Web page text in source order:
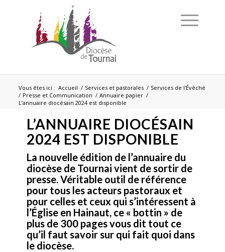
Vous êtes ici : Accueil / Services et pastorales / Services de l'Évêché
/ Presse et Communication / Annuaire papier /
L’annuaire diocésain 2024 est disponible
L’ANNUAIRE DIOCÉSAIN
2024 EST DISPONIBLE
La nouvelle édition de l’annuaire du
diocèse de Tournai vient de sortir de
presse. Véritable outil de référence
pour tous les acteurs pastoraux et
pour celles et ceux qui s’intéressent à
l’Église en Hainaut, ce « bottin » de
plus de 300 pages vous dit tout ce
qu’il faut savoir sur qui fait quoi dans
le diocèse.